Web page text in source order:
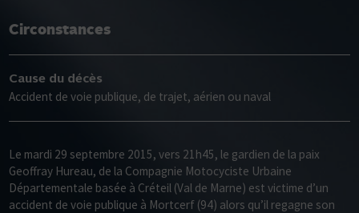
Circonstances
Cause du décès
Accident de voie publique, de trajet, aérien ou naval
Le mardi 29 septembre 2015, vers 21h45, le gardien de la paix
Geoffray Hureau, de la Compagnie Motocyciste Urbaine
Départementale basée à Créteil (Val de Marne) est victime d’un
accident de voie publique à Mortcerf (94) alors qu’il regagne son